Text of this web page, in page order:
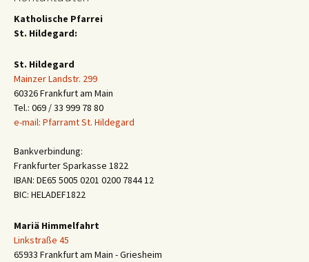
Katholische Pfarrei
St. Hildegard:
St. Hildegard
Mainzer Landstr. 299
60326 Frankfurt am Main
Tel.: 069 / 33 999 78 80
e-mail: Pfarramt St. Hildegard
Bankverbindung:
Frankfurter Sparkasse 1822
IBAN: DE65 5005 0201 0200 7844 12
BIC: HELADEF1822
Mariä Himmelfahrt
Linkstraße 45
65933 Frankfurt am Main - Griesheim